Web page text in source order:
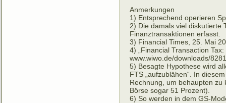
Anmerkungen
1) Entsprechend operieren
2) Die damals viel diskutierte
Finanztransaktionen erfasst.
3) Financial Times, 25. Mai
4) „Financial Transaction
www.wiwo.de/downloads/
5) Besagte Hypothese wird
FTS „aufzublähen“. In
Rechnung, um behaupten
Börse sogar 51 Prozent).
6) So werden in dem GS-